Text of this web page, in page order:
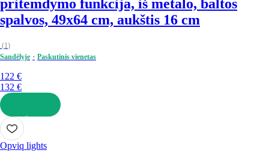
pritemdymo funkcija, iš metalo, baltos
spalvos, 49x64 cm, aukštis 16 cm
(1)
Sandėlyje
Paskutinis vienetas
122 €
132 €
Į KREPŠELĮ
Opviq lights